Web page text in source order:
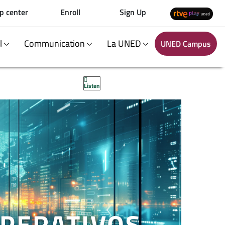
center Enroll Sign Up
Communication La UNED UNED Campus
Listen